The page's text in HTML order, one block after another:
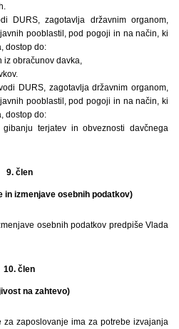
DURS, zagotavlja državnim organom,
pooblastil, pod pogoji in na način, ki
dostop do:
obračunov davka,
DURS, zagotavlja državnim organom,
pooblastil, pod pogoji in na način, ki
dostop do:
terjatev in obveznosti davčnega
9. člen
in izmenjave osebnih podatkov)
osebnih podatkov predpiše Vlada
10. člen
na zahtevo)
zaposlovanje ima za potrebe izvajanja